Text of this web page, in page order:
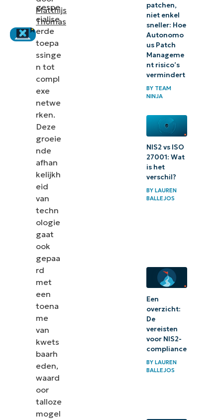
Matthijs
Thomas
managementsoftware
voor MSP’s (G2)
Vergelijking van patch
managementsoftware
voor patch
afdelingen
Vergelijking van patch
(Capterra)
patch
managementoplossingen
Kwetsbaarheden
in uw IT-
omgeving
patchen
gespe
cialise
erde
toepa
ssinge
n tot
compl
exe
netwe
rken.
Deze
groeie
nde
afhan
kelijkh
eid
van
techn
ologie
gaat
ook
gepaa
rd
met
een
toena
me
van
kwets
baarh
eden,
waard
oor
talloze
mogel
patchen,
niet enkel
sneller: Hoe
Autonomo
us Patch
Manageme
nt risico’s
vermindert
BY TEAM
NINJA
NIS2 vs ISO
27001: Wat
is het
verschil?
BY LAUREN
BALLEJOS
Een
overzicht:
De
vereisten
voor NIS2-
compliance
BY LAUREN
BALLEJOS